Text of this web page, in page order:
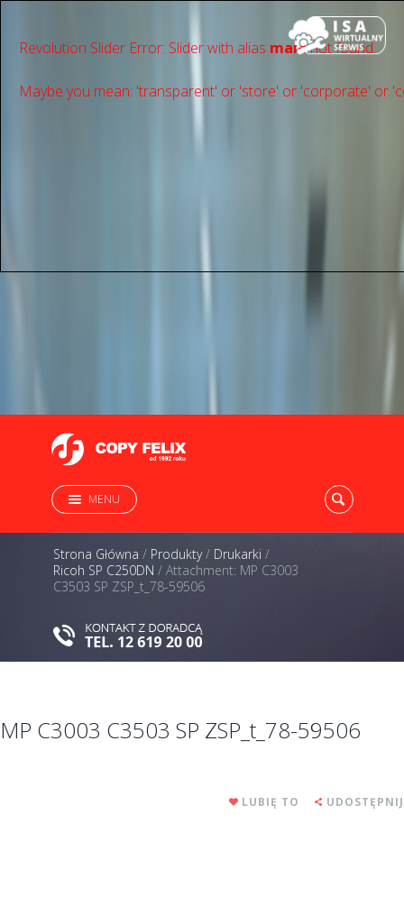
Revolution Slider Error: Slider with alias mainnot found.
Maybe you mean: 'transparent' or 'store' or 'сorporate' or
MENU
Strona Główna / Produkty/ Drukarki /
Ricoh SP C250DN / Attachment: MP C3003
C3503 SP ZSP_t_78-59506
MP C3003 C3503 SP ZSP_t_78-59506
LUBIĘ TO UDOSTĘPNIJ